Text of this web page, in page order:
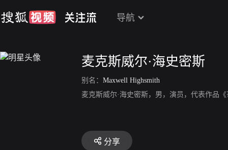
导航
麦克斯威尔·海史密斯
别名： Maxwell Highsmith
麦克斯威尔·海史密斯，男，演员，代表作品
分享